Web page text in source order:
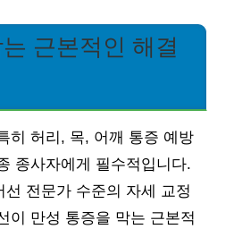
근본적인 해결
히 허리, 목, 어깨 통증 예방
종사자에게 필수적입니다.
선 전문가 수준의 자세 교정
이 만성 통증을 막는 근본적